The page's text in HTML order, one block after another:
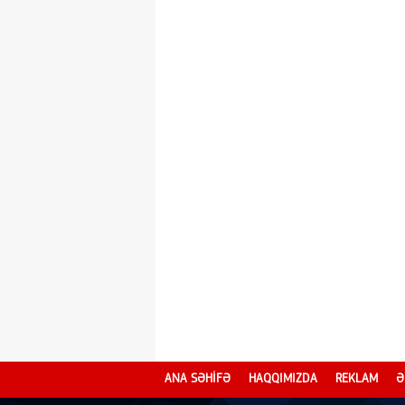
ANA SƏHİFƏ HAQQIMIZDA REKLAM